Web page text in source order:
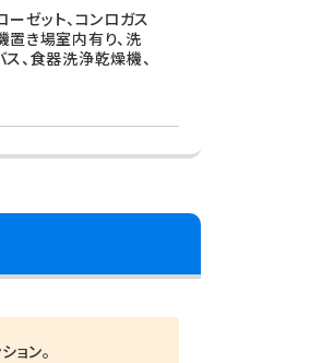
ーゼット、コンロガス
置き場室内有り、洗
ス、食器洗浄乾燥機、
ン。